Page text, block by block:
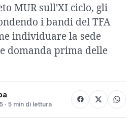
MUR sull'XI ciclo, gli
i bandi del TFA
individuare la sede
domanda prima delle
· 5 min di lettura